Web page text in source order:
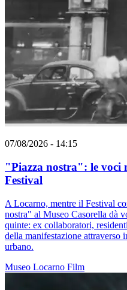
07/08/2026 - 14:15
"Piazza nostra": le voci
Festival
A Locarno, mentre il Festival
nostra" al Museo Casorella dà
quinte: ex collaboratori,
della manifestazione attraverso
urbano.
Museo Locarno Film